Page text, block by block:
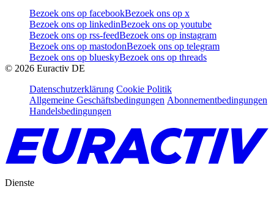
Bezoek ons op facebookBezoek ons op x
Bezoek ons op linkedinBezoek ons op youtube
Bezoek ons op rss-feedBezoek ons op instagram
Bezoek ons op mastodonBezoek ons op telegram
Bezoek ons op blueskyBezoek ons op threads
© 2026 Euractiv DE
Datenschutzerklärung Cookie Politik
Allgemeine Geschäftsbedingungen Abonnementbedingungen
Handelsbedingungen
Dienste